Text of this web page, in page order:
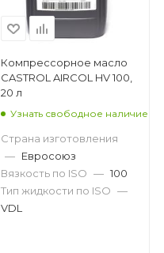
Компрессорное масло
CASTROL AIRCOL HV 100,
20 л
Узнать свободное наличие
Страна изготовления
— Евросоюз
Вязкость по ISO — 100
Тип жидкости по ISO —
VDL